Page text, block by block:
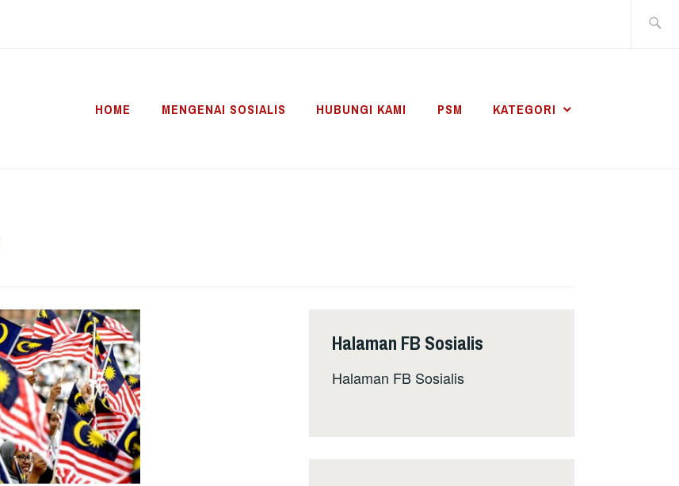
HOME MENGENAI SOSIALIS HUBUNGI KAMI PSM KATEGORI
Halaman FB Sosialis
Halaman FB Sosialis